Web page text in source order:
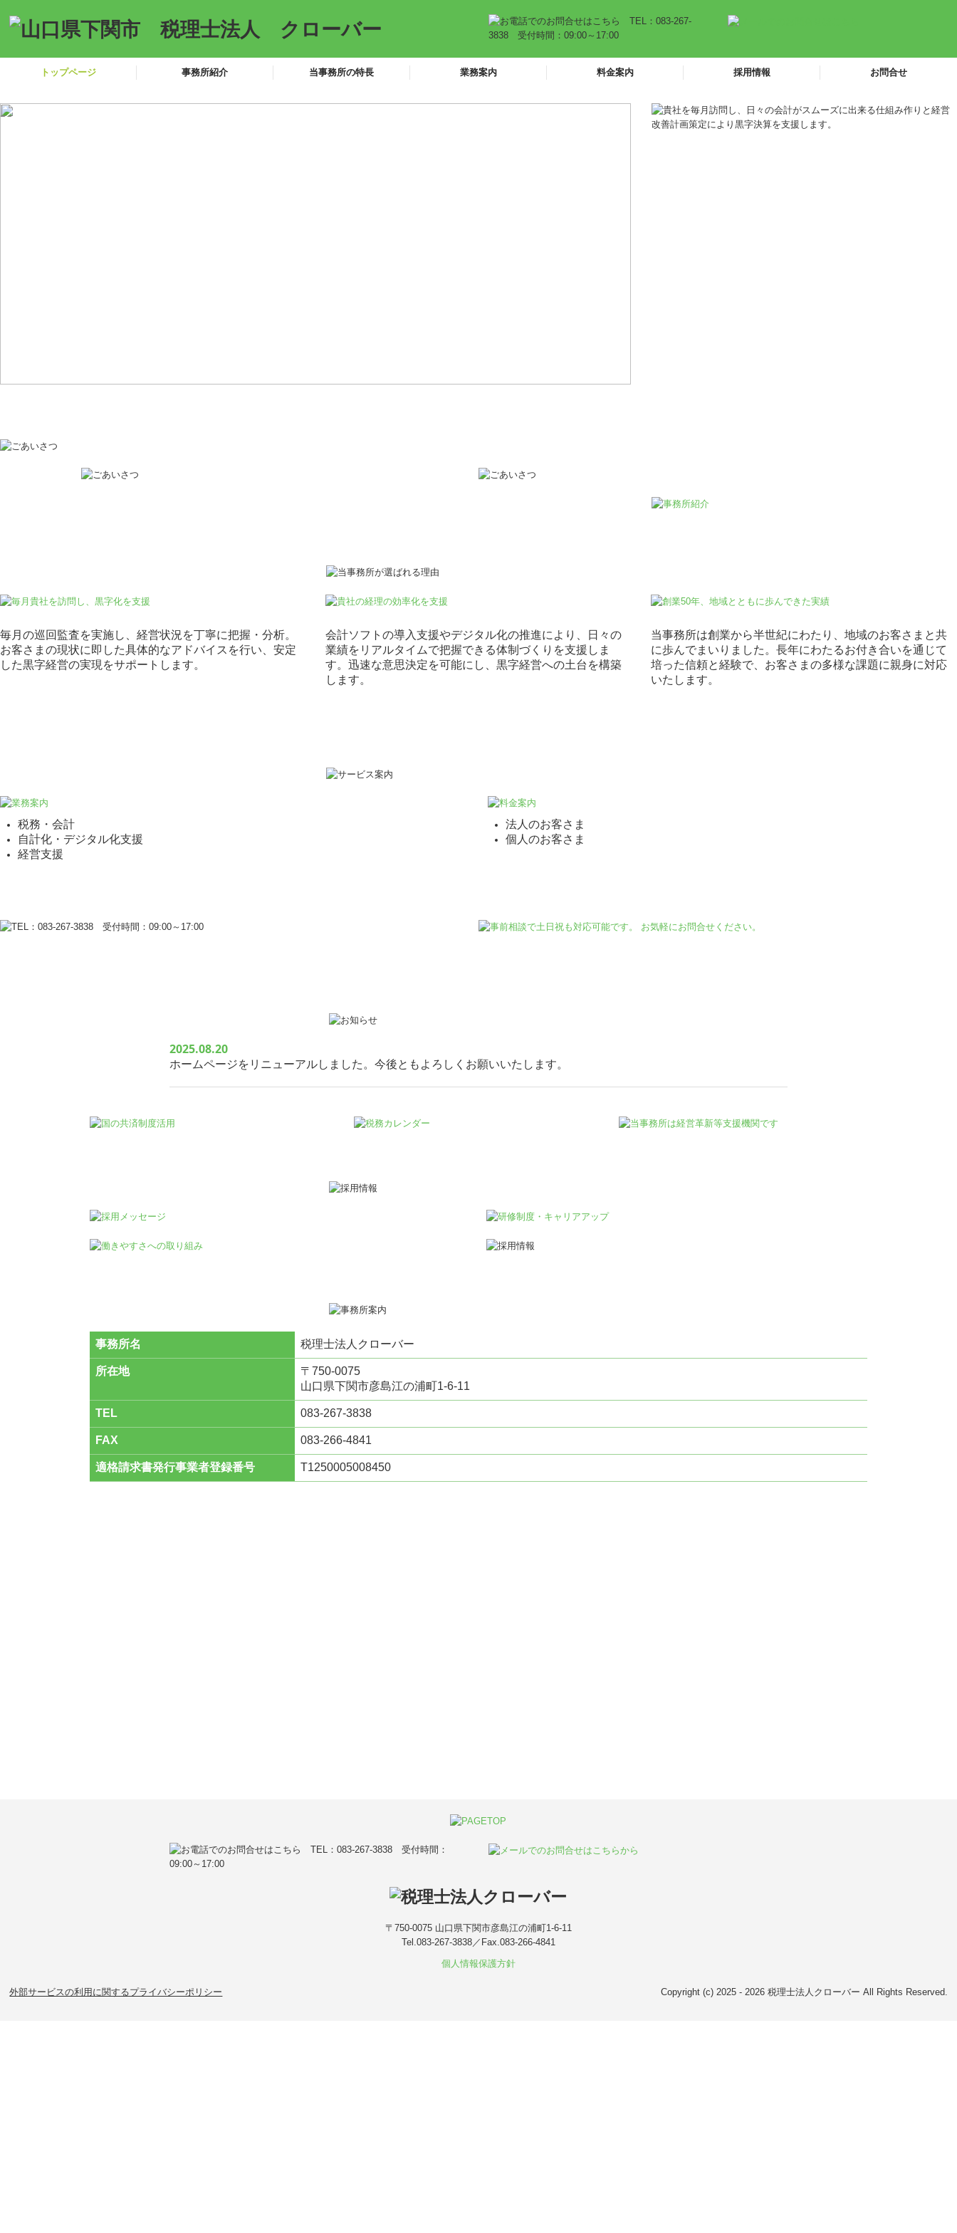
トップページ 事務所紹介
職員紹介
当事務所の特長 業務案内 料金案内 採用情報
働きやすさへの取り組み
研修制度・キャリアアップ
お問合せ
毎月の巡回監査を実施し、経営状況を丁寧に把握・分析。
お客さまの現状に即した具体的なアドバイスを行い、安定
した黒字経営の実現をサポートします。
会計ソフトの導入支援やデジタル化の推進により、日々の
業績をリアルタイムで把握できる体制づくりを支援しま
す。迅速な意思決定を可能にし、黒字経営への土台を構築
します。
当事務所は創業から半世紀にわたり、地域のお客さまと共
に歩んでまいりました。長年にわたるお付き合いを通じて
培った信頼と経験で、お客さまの多様な課題に親身に対応
いたします。
税務・会計
自計化・デジタル化支援
経営支援
法人のお客さま
個人のお客さま
2025.08.20
ホームページをリニューアルしました。今後ともよろしくお願いいたします。
事務所名 税理士法人クローバー
所在地
〒750-0075
山口県下関市彦島江の浦町1-6-11
TEL 083-267-3838
FAX 083-266-4841
適格請求書発行事業者登録番号 T1250005008450
〒750-0075 山口県下関市彦島江の浦町1-6-11
Tel. 083-267-3838／Fax. 083-266-4841
個人情報保護方針
外部サービスの利用に関するプライバシーポリシー Copyright (c) 2025 - 2026 税理士法人クローバー All Rights Reserved.